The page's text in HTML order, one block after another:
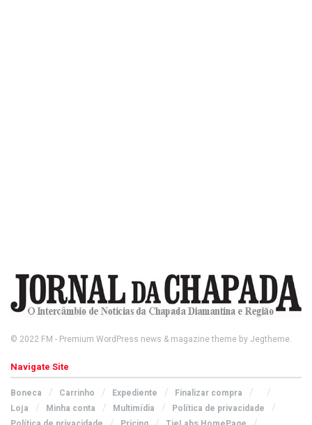
© 2022 FM - Premium WordPress news & magazine theme by Jegtheme.
Navigate Site
Boneca Carrinho Expediente
Finalizar compra
Loja
Minha conta Multimídia
Política de privacidade